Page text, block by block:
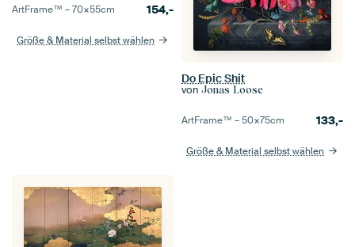
ArtFrame™ –70×55cm 154,-
Größe & Material selbst wählen
Do Epic Shit
von Jonas Loose
ArtFrame™ –50×75cm 133,-
Größe & Material selbst wählen